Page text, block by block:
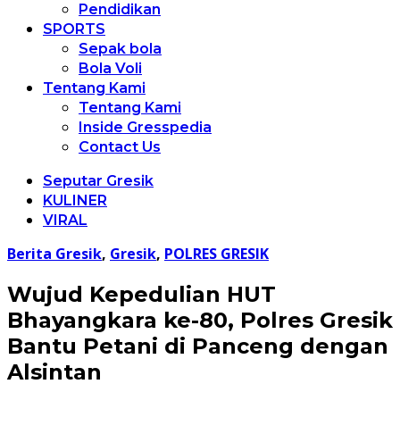
Pendidikan
SPORTS
Sepak bola
Bola Voli
Tentang Kami
Tentang Kami
Inside Gresspedia
Contact Us
Seputar Gresik
KULINER
VIRAL
Berita Gresik, Gresik, POLRES GRESIK
Wujud Kepedulian HUT
Bhayangkara ke-80, Polres Gresik
Bantu Petani di Panceng dengan
Alsintan